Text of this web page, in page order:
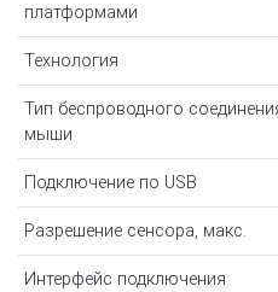
платформами
Технология
Тип беспроводного
мыши
Подключение по USB
Разрешение сенсора, макс.
Интерфейс подключения